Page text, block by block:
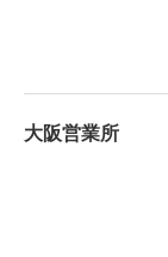
大阪営業所